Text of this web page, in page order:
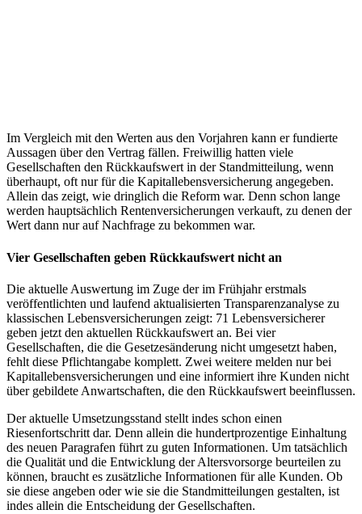
Im Vergleich mit den Werten aus den Vorjahren kann er fundierte
Aussagen über den Vertrag fällen. Freiwillig hatten viele
Gesellschaften den Rückkaufswert in der Standmitteilung, wenn
überhaupt, oft nur für die Kapitallebensversicherung angegeben.
Allein das zeigt, wie dringlich die Reform war. Denn schon lange
werden hauptsächlich Rentenversicherungen verkauft, zu denen der
Wert dann nur auf Nachfrage zu bekommen war.
Vier Gesellschaften geben Rückkaufswert nicht an
Die aktuelle Auswertung im Zuge der im Frühjahr erstmals
veröffentlichten und laufend aktualisierten Transparenzanalyse zu
klassischen Lebensversicherungen zeigt: 71 Lebensversicherer
geben jetzt den aktuellen Rückkaufswert an. Bei vier
Gesellschaften, die die Gesetzesänderung nicht umgesetzt haben,
fehlt diese Pflichtangabe komplett. Zwei weitere melden nur bei
Kapitallebensversicherungen und eine informiert ihre Kunden nicht
über gebildete Anwartschaften, die den Rückkaufswert beeinflussen.
Der aktuelle Umsetzungsstand stellt indes schon einen
Riesenfortschritt dar. Denn allein die hundertprozentige Einhaltung
des neuen Paragrafen führt zu guten Informationen. Um tatsächlich
die Qualität und die Entwicklung der Altersvorsorge beurteilen zu
können, braucht es zusätzliche Informationen für alle Kunden. Ob
sie diese angeben oder wie sie die Standmitteilungen gestalten, ist
indes allein die Entscheidung der Gesellschaften.